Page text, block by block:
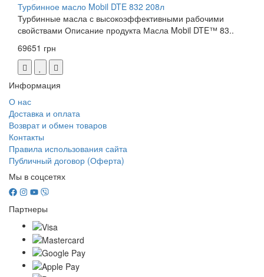
Турбинное масло Mobil DTE 832 208л
Турбинные масла с высокоэффективными рабочими
свойствами Описание продукта Масла Mobil DTE™ 83..
69651 грн
Информация
О нас
Доставка и оплата
Возврат и обмен товаров
Контакты
Правила использования сайта
Публичный договор (Оферта)
Мы в соцсетях
Партнеры